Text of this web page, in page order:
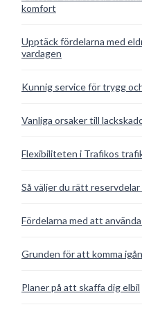
komfort
Upptäck fördelarna med
vardagen
Kunnig service för trygg
Vanliga orsaker till
Flexibiliteten i Trafikos
Så väljer du rätt reservdelar
Fördelarna med att
Grunden för att komma
Planer på att skaffa dig elbil